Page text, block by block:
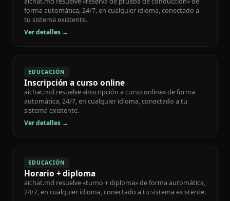
forma automática, 24/7, en cualquier idioma, conectado a
tu sistema existente.
Ver detalles →
EDUCACIÓN
Inscripción a curso online
aichat.md resuelve «inscripción a curso online» de forma
automática, 24/7, en cualquier idioma, conectado a tu
sistema existente.
Ver detalles →
EDUCACIÓN
Horario + diploma
aichat.md resuelve «turno + diploma» de forma automática,
24/7, en cualquier idioma, conectado a tu sistema existente.